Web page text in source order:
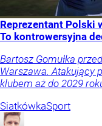
Reprezentant Polski
To kontrowersyjna
Bartosz Gomułka
Warszawa. Atakujący
klubem aż do 2029
SiatkówkaSport